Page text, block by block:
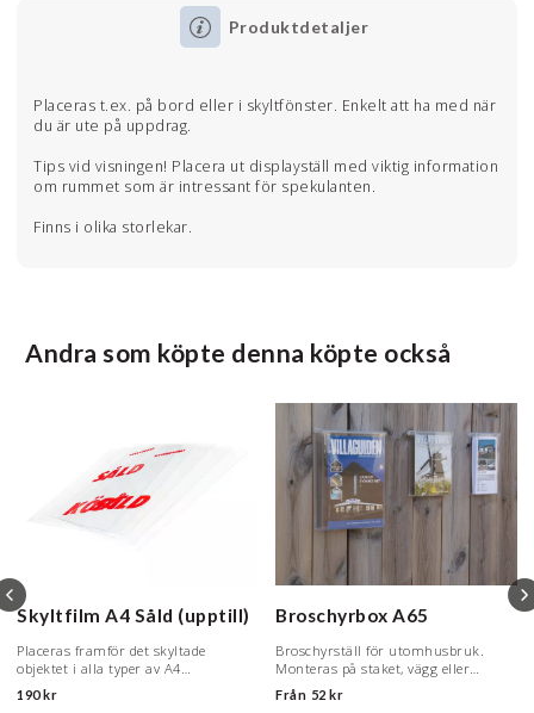
Produktdetaljer
Placeras t.ex. på bord eller i skyltfönster. Enkelt att ha med när
du är ute på uppdrag.
Tips vid visningen! Placera ut displayställ med viktig information
om rummet som är intressant för spekulanten.
Finns i olika storlekar.
Andra som köpte denna köpte också
Skyltfilm A4 Såld (upptill)
Placeras framför det skyltade
objektet i alla typer av A4
objektsfickor.
190 kr
Broschyrbox A65
Broschyrställ för utomhusbruk.
Monteras på staket, vägg eller
benstativ.
Från 52 kr